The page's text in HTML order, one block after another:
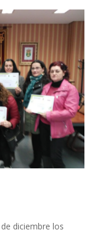
diciembre los